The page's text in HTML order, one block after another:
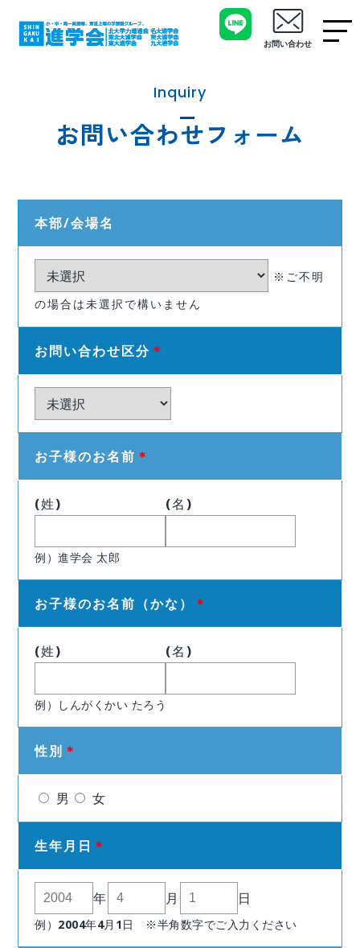
お問い合わせ
Inquiry
お問い合わせフォーム
本部/会場名
※ご不明
の場合は未選択で構いません
お問い合わせ区分 ＊
お子様のお名前 ＊
(姓) (名)
例）進学会 太郎
お子様のお名前（かな） ＊
(姓) (名)
例）しんがくかい たろう
性別 ＊
男 女
生年月日 ＊
年 月 日
例）2004年4月1日 ※半角数字でご入力ください